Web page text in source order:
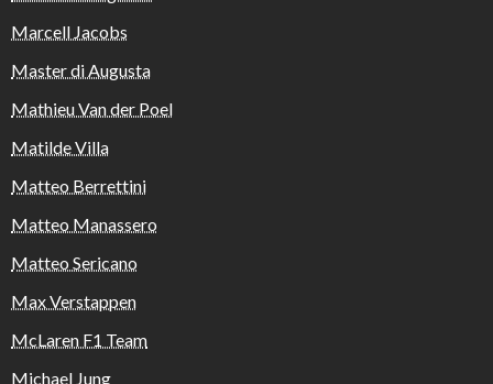
Marcell Jacobs
Master di Augusta
Mathieu Van der Poel
Matilde Villa
Matteo Berrettini
Matteo Manassero
Matteo Sericano
Max Verstappen
McLaren F1 Team
Michael Jung